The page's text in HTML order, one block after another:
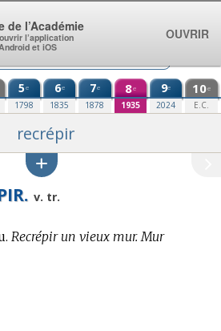
5e
1798
6e
1835
7e
1878
8e
1935
9e
2024
10e
E.C.
recrépir
v. tr.
Recrépir un vieux mur. Mur
de l’Académie
l’application
et iOS
OUVRIR